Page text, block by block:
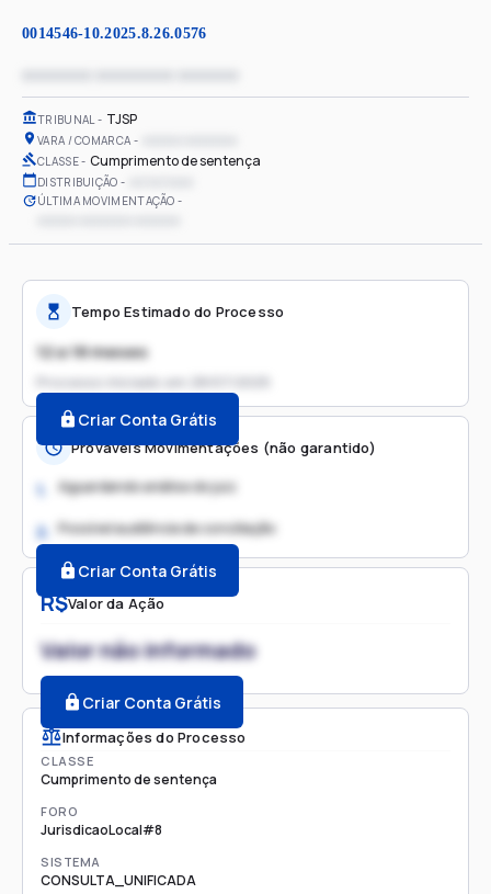
0014546-10.2025.8.26.0576
TRIBUNAL TJSP
VARA / COMARCA
CLASSE Cumprimento de sentença
DISTRIBUIÇÃO
ÚLTIMA MOVIMENTAÇÃO
R$Valor da Ação
Valor não informado
Criar Conta Grátis
Informações do Processo
CLASSE
Cumprimento de sentença
FORO
JurisdicaoLocal#8
SISTEMA
CONSULTA_UNIFICADA
Tempo Estimado do Processo
12 a 18 meses
Processo iniciado em
Criar Conta Grátis
Prováveis Movimentações (não garantido)
1. Aguardando análise do juiz
2. Possível audiência de conciliação
Criar Conta Grátis